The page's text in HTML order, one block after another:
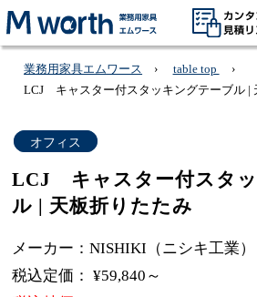
業務用家具エムワース
table top
LCJ キャスター付スタッキングテーブル |
オフィス
LCJ キャスター付スタ
ル | 天板折りたたみ
メーカー：NISHIKI（ニシキ工業）
税込定価： ¥59,840～